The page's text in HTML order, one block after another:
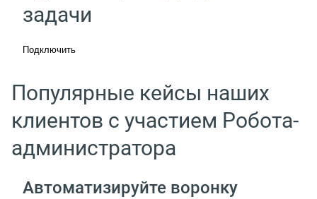
задачи
Подключить
Популярные кейсы наших
клиентов с участием Робота-
администратора
Автоматизируйте воронку